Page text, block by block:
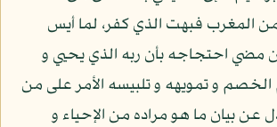
المغرب فبهت الذي كفر، لما أيس
مضي احتجاجه بأن ربه الذي يحيي و
و تمويهه و تلبيسه الأمر على من
بيان ما هو مراده من الإحياء و